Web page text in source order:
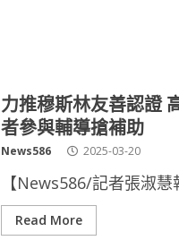
力推穆斯林友善認證
者參與輔導搶補助
News586 2025-03-20
【News586/記者張淑
Read More